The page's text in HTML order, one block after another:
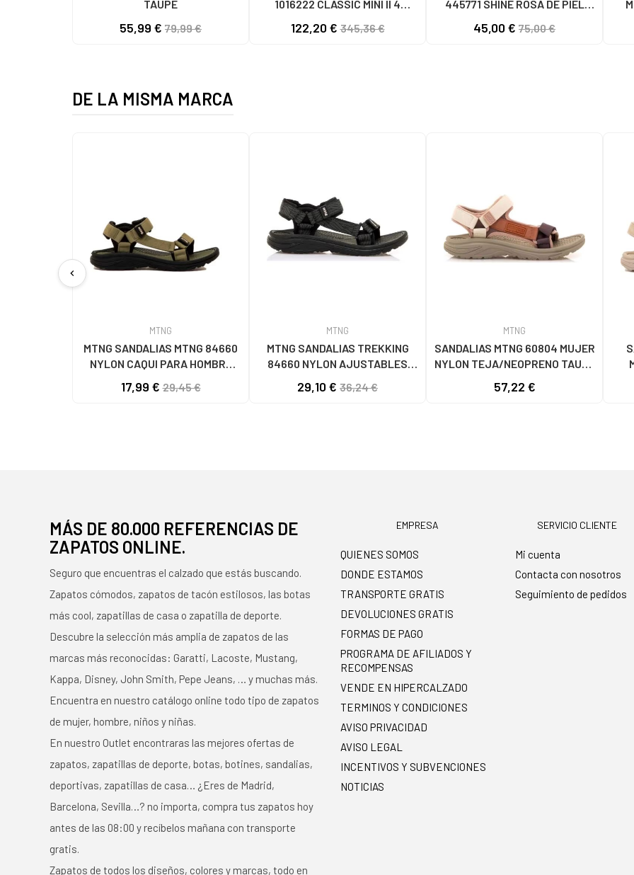
TAUPE
55,99 € 79,99 €
1016222 CLASSIC MINI II 4
122,20 €345,36 €
445771 SHINE ROSA DE PIEL
45,00 € 75,00 €
DE LA MISMA MARCA
chevron_left
MTNG
MTNG SANDALIAS MTNG 84660
NYLON CAQUI PARA HOMBRE
17,99 €29,45 €
MTNG
MTNG SANDALIAS TREKKING
84660 NYLON AJUSTABLES
NEGRO
29,10 € 36,24 €
MTNG
SANDALIAS MTNG 60804 MUJER
NYLON TEJA/NEOPRENO TAUPE
NEOPRENE TAUPE
57,22 €
MÁS DE 80.000 REFERENCIAS DE
ZAPATOS ONLINE.
Seguro que encuentras el calzado que estás buscando.
Zapatos cómodos, zapatos de tacón estilosos, las botas
más cool, zapatillas de casa o zapatilla de deporte.
Descubre la selección más amplia de zapatos de las
marcas más reconocidas: Garatti, Lacoste, Mustang,
Kappa, Disney, John Smith, Pepe Jeans, … y muchas más.
Encuentra en nuestro catálogo online todo tipo de zapatos
de mujer, hombre, niños y niñas.
En nuestro Outlet encontraras las mejores ofertas de
zapatos, zapatillas de deporte, botas, botines, sandalias,
deportivas, zapatillas de casa… ¿Eres de Madrid,
Barcelona, Sevilla…? no importa, compra tus zapatos hoy
antes de las 08:00 y recíbelos mañana con transporte
gratis.
Zapatos de todos los diseños, colores y marcas, todo en
EMPRESA
QUIENES SOMOS
DONDE ESTAMOS
TRANSPORTE GRATIS
DEVOLUCIONES GRATIS
FORMAS DE PAGO
PROGRAMA DE AFILIADOS Y
RECOMPENSAS
VENDE EN HIPERCALZADO
TERMINOS Y CONDICIONES
AVISO PRIVACIDAD
AVISO LEGAL
INCENTIVOS Y SUBVENCIONES
NOTICIAS
SERVICIO CLIENTE
Mi cuenta
Contacta con nosotros
Seguimiento de pedidos